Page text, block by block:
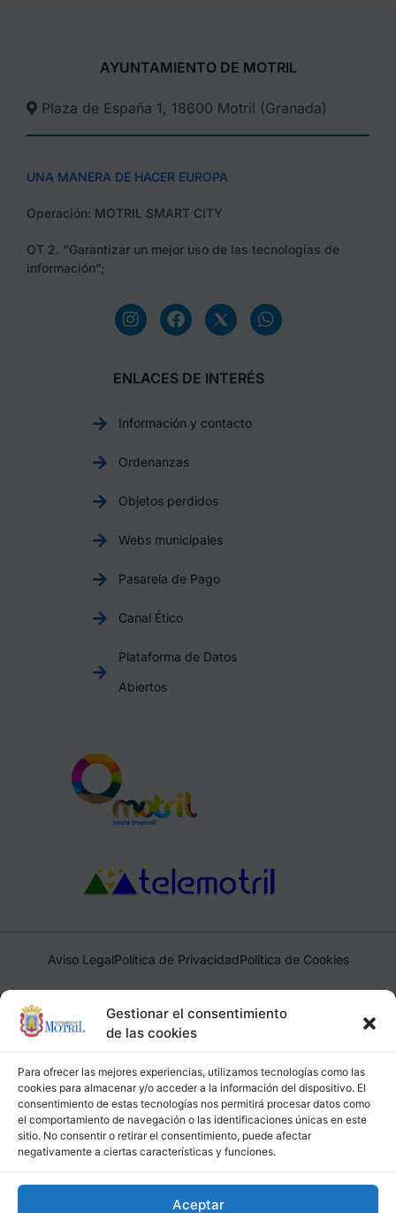
Gestionar el consentimiento
de las cookies
Para ofrecer las mejores experiencias, utilizamos tecnologías como las
cookies para almacenar y/o acceder a la información del dispositivo. El
consentimiento de estas tecnologías nos permitirá procesar datos como
el comportamiento de navegación o las identificaciones únicas en este
sitio. No consentir o retirar el consentimiento, puede afectar
negativamente a ciertas características y funciones.
Aceptar
AYUNTAMIENTO DE MOTRIL
Plaza de España 1, 18600 Motril (Granada)​
UNA MANERA DE HACER EUROPA
Operación: MOTRIL SMART CITY
OT 2. “Garantizar un mejor uso de las tecnologías de
información”;
ENLACES DE INTERÉS
Información y contacto
Ordenanzas
Objetos perdidos
Webs municipales
Pasarela de Pago
Canal Ético
Plataforma de Datos
Abiertos
Aviso LegalPolítica de PrivacidadPolítica de Cookies
Ayuntamiento de Motril, Plaza de España, 1, 18600, Motril,
(Granada), CIF: P1814200J, DIR3: L01181400